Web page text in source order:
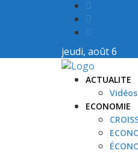
jeudi, août 6
ACTUALITE
Vidéos
ECONOMIE